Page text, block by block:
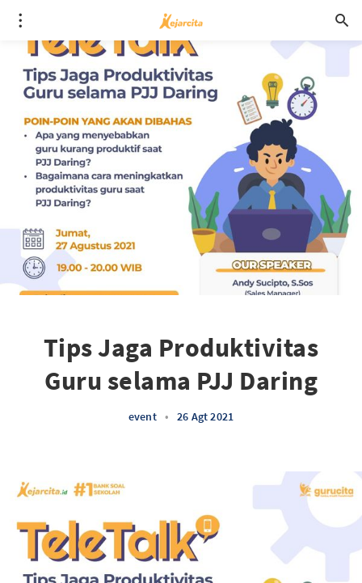
Tips Jaga Produktivitas
Guru selama PJJ Daring
event • 26 Agt 2021